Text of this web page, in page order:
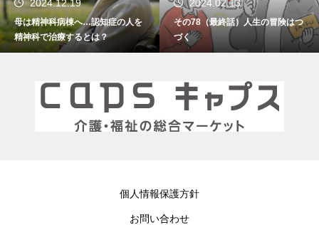
2024.02.13
その78（最終話）人生の冒険はつ
づく
2024.01.15
その77 振り返れば笑門来福
個人情報保護方針
お問い合わせ